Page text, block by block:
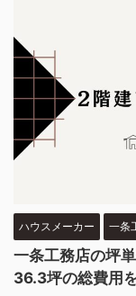
ハウスメーカー 一条
一条工務店の坪
36.3坪の総費用